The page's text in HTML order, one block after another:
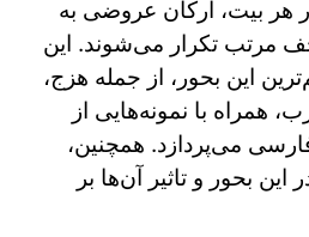
هر بیت، ارکان عروضی به
مرتب تکرار می‌شوند. این
این بحور، از جمله هزج،
همراه با نمونه‌هایی از
می‌پردازد. همچنین،